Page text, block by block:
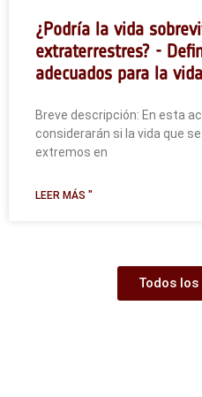
¿Podría la vida
extraterrestres? -
adecuados para la vida
Breve descripción: En esta
considerarán si la vida que
extremos en
LEER MÁS "
Todos